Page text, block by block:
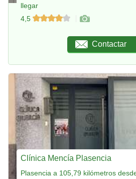
llegar
4,5
Contactar
Clínica Mencía Plasencia
Plasencia a 105,79 kilómetros